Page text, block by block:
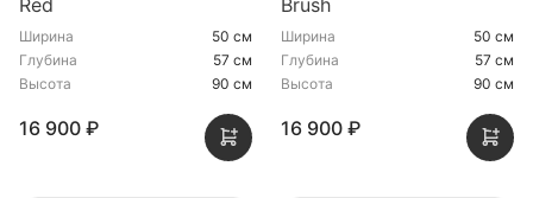
Red
Ширина
50 см
Глубина
57 см
Высота
90 см
16 900 ₽
Brush
Ширина
50 см
Глубина
57 см
Высота
90 см
16 900 ₽